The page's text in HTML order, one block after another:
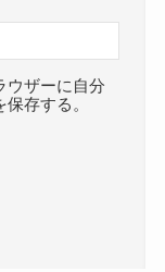
ウザーに自分
存する。